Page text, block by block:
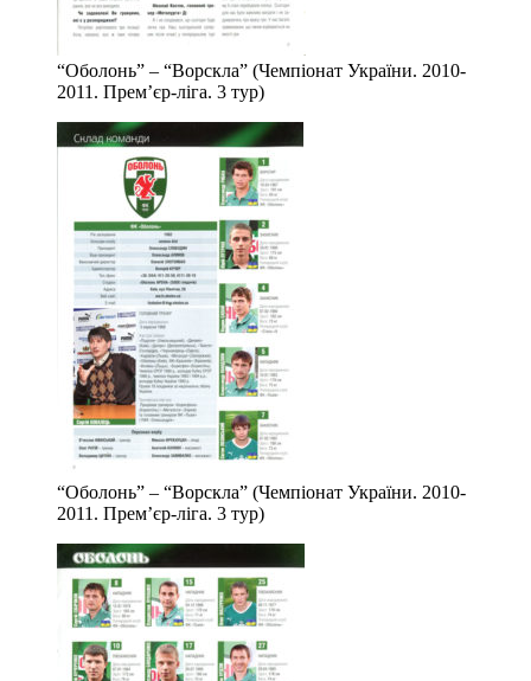
“Оболонь” – “Ворскла” (Чемпіонат України. 2010-
2011. Прем’єр-ліга. 3 тур)
“Оболонь” – “Ворскла” (Чемпіонат України. 2010-
2011. Прем’єр-ліга. 3 тур)